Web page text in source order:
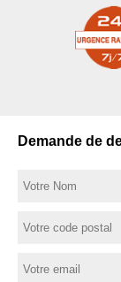
Demande de